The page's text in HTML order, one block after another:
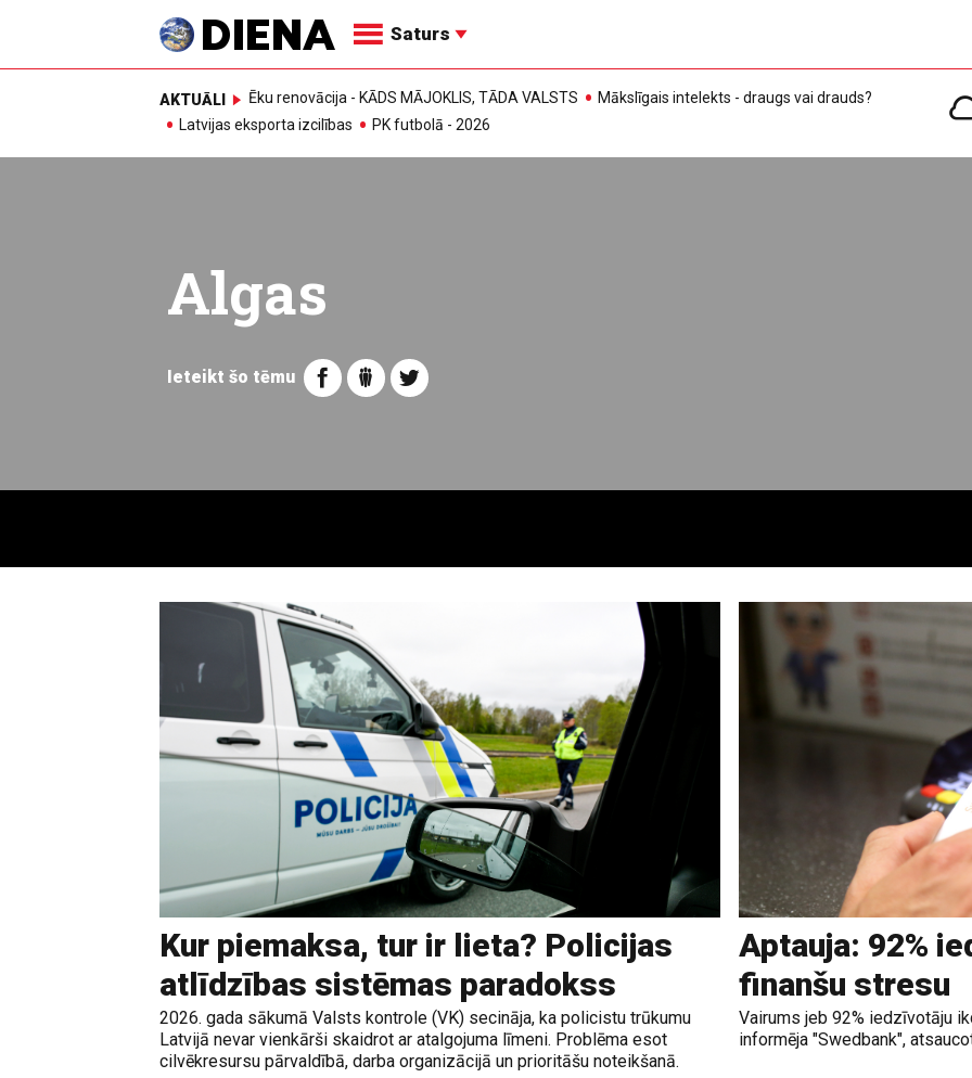
Saturs
AKTUĀLI Ēku renovācija - KĀDS MĀJOKLIS, TĀDA VALSTS
Mākslīgais intelekts - draugs vai drauds?
Latvijas eksporta izcilības
PK futbolā - 2026
Algas
Ieteikt šo tēmu
Kur piemaksa, tur ir lieta? Policijas
atlīdzības sistēmas paradokss
2026. gada sākumā Valsts kontrole (VK) secināja, ka policistu trūkumu
Latvijā nevar vienkārši skaidrot ar atalgojuma līmeni. Problēma esot
cilvēkresursu pārvaldībā, darba organizācijā un prioritāšu noteikšanā.
Aptauja: 92%
finanšu stresu
Vairums jeb 92% iedzīvotāju
informēja "Swedbank",